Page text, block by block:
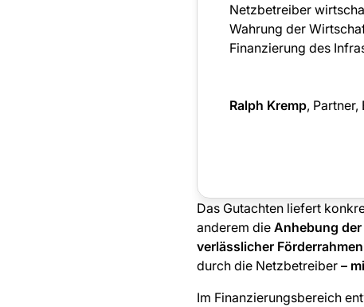
Netzbetreiber
Wahrung der
Finanzierung des
Ralph Kremp, Partner,
Das Gutachten liefert
anderem die Anhebung
verlässlicher
durch die Netzbetreiber –
Im Finanzierungsbereich